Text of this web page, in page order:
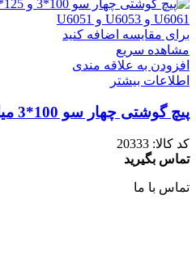
برای مقایسه اضافه کنید
مشاهده سریع
افزودن به علاقه مندی
اطلاعات بیشتر
پیچ گوشتی چهار سو 100*3 میلی متر یوکن مدل U6051
کد کالا: 20333
تماس بگیرید
تماس با ما